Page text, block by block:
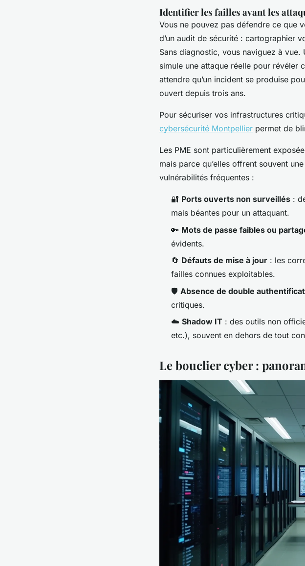
Identifier les failles avant les
Vous ne pouvez pas défendre ce que
d’un audit de sécurité : cartographier
Sans diagnostic, vous naviguez à
simule une attaque réelle pour révéler
attendre qu’un incident se produise
ouvert depuis trois ans.
Pour sécuriser vos infrastructures
cybersécurité Montpellier permet de
Les PME sont particulièrement
mais parce qu’elles offrent souvent une
vulnérabilités fréquentes :
🔐 Ports ouverts non surveillés :
mais béantes pour un attaquant.
🔑 Mots de passe faibles ou
évidents.
🔄 Défauts de mise à jour : les
failles connues exploitables.
🛡️ Absence de double
critiques.
☁️ Shadow IT : des outils non
etc.), souvent en dehors de tout
Le bouclier cyber :